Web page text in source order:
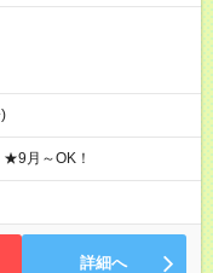
月～OK！
詳細へ